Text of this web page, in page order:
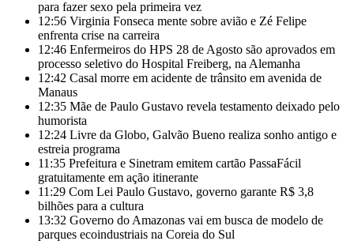
para fazer sexo pela primeira vez
12:56 Virginia Fonseca mente sobre avião e Zé Felipe
enfrenta crise na carreira
12:46 Enfermeiros do HPS 28 de Agosto são aprovados em
processo seletivo do Hospital Freiberg, na Alemanha
12:42 Casal morre em acidente de trânsito em avenida de
Manaus
12:35 Mãe de Paulo Gustavo revela testamento deixado pelo
humorista
12:24 Livre da Globo, Galvão Bueno realiza sonho antigo e
estreia programa
11:35 Prefeitura e Sinetram emitem cartão PassaFácil
gratuitamente em ação itinerante
11:29 Com Lei Paulo Gustavo, governo garante R$ 3,8
bilhões para a cultura
13:32 Governo do Amazonas vai em busca de modelo de
parques ecoindustriais na Coreia do Sul